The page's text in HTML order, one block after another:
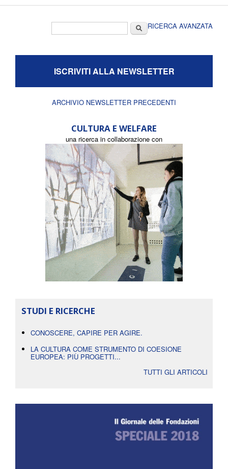
CercaRICERCA AVANZATA
ISCRIVITI ALLA NEWSLETTER
ARCHIVIO NEWSLETTER PRECEDENTI
CULTURA E WELFARE
una ricerca in collaborazione con
STUDI E RICERCHE
CONOSCERE, CAPIRE PER AGIRE.
LA CULTURA COME STRUMENTO DI COESIONE
EUROPEA: PIÙ PROGETTI...
TUTTI GLI ARTICOLI